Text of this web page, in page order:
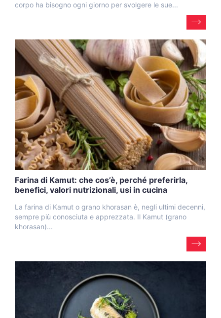
corpo ha bisogno ogni giorno per svolgere le sue...
Farina di Kamut: che cos’è, perché preferirla,
benefici, valori nutrizionali, usi in cucina
La farina di Kamut o grano khorasan è, negli ultimi decenni,
sempre più conosciuta e apprezzata. Il Kamut (grano
khorasan)...